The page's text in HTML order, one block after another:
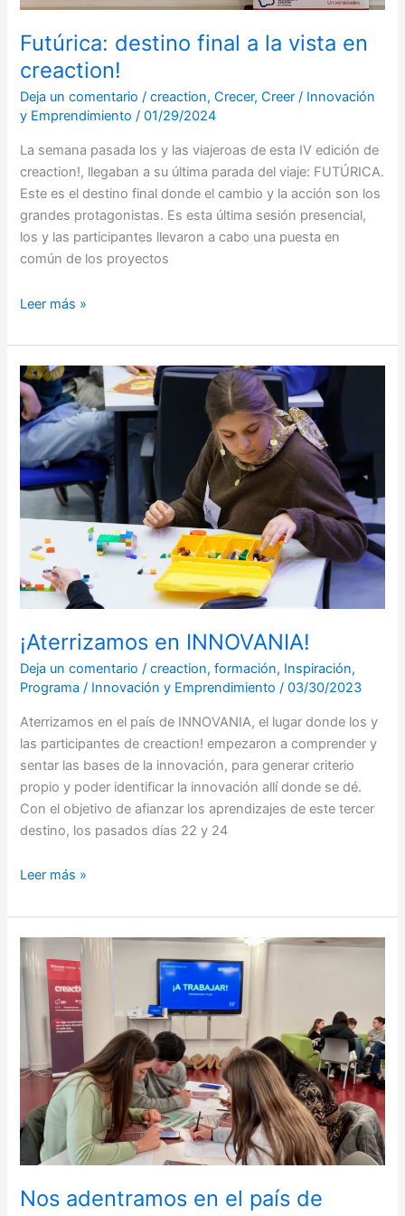
Futúrica: destino final a la vista en
creaction!
Deja un comentario /creaction,Crecer,Creer / Innovación
y Emprendimiento/01/29/2024
La semana pasada los y las viajeroas de esta IV edición de
creaction!, llegaban a su última parada del viaje: FUTÚRICA.
Este es el destino final donde el cambio y la acción son los
grandes protagonistas. Es esta última sesión presencial,
los y las participantes llevaron a cabo una puesta en
común de los proyectos
Leer más »
¡Aterrizamos en INNOVANIA!
Deja un comentario /creaction,formación, Inspiración,
Programa / Innovación y Emprendimiento/03/30/2023
Aterrizamos en el país de INNOVANIA, el lugar donde los y
las participantes de creaction! empezaron a comprender y
sentar las bases de la innovación, para generar criterio
propio y poder identificar la innovación allí donde se dé.
Con el objetivo de afianzar los aprendizajes de este tercer
destino, los pasados días 22 y 24
¡Aterrizamos
en
INNOVANIA!
Leer más »
Nos adentramos en el país de
Nos
adentramos
en
Inspiria
esta
tercera
sesión
de
Creaction!